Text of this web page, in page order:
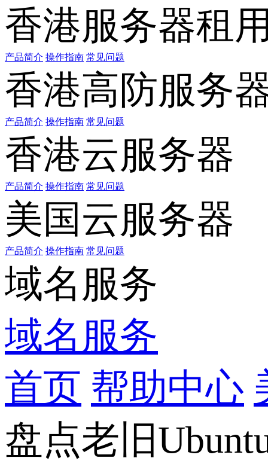
香港服务器租
产品简介 操作指南 常见问题
香港高防服务
产品简介 操作指南 常见问题
香港云服务器
产品简介 操作指南 常见问题
美国云服务器
产品简介 操作指南 常见问题
域名服务
域名服务
首页 帮助中心
盘点老旧